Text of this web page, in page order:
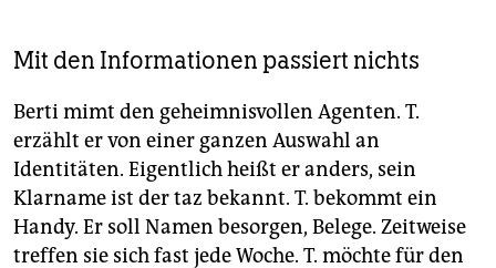
Mit den Informationen passiert nichts
Berti mimt den geheimnisvollen Agenten. T.
erzählt er von einer ganzen Auswahl an
Identitäten. Eigentlich heißt er anders, sein
Klarname ist der taz bekannt. T. bekommt ein
Handy. Er soll Namen besorgen, Belege. Zeitweise
treffen sie sich fast jede Woche. T. möchte für den